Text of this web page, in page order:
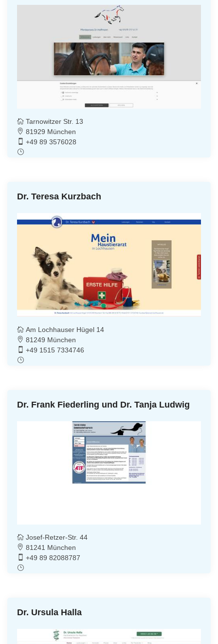
Tarnowitzer Str. 13
81929 München
+49 89 3576028
Dr. Teresa Kurzbach
Am Lochhauser Hügel 14
81249 München
+49 1515 7334746
Dr. Frank Fiederling und Dr. Tanja Ludwig
Josef-Retzer-Str. 44
81241 München
+49 89 82088787
Dr. Ursula Halla